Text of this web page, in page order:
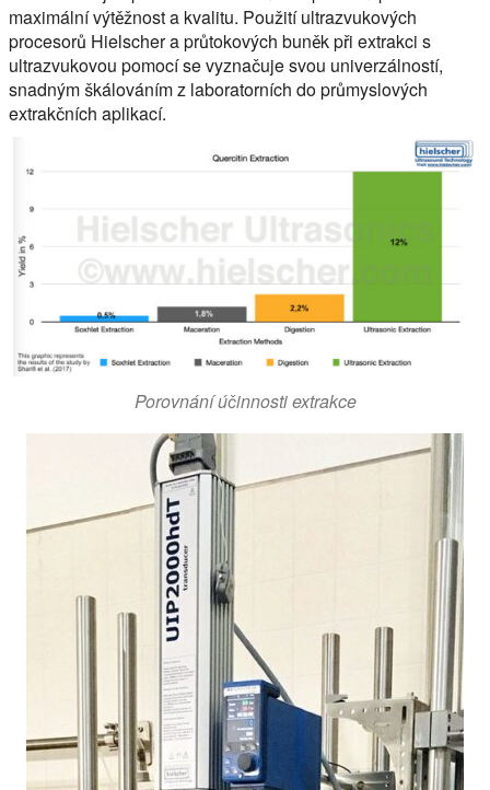
maximální výtěžnost a kvalitu. Použití ultrazvukových
procesorů Hielscher a průtokových buněk při extrakci s
ultrazvukovou pomocí se vyznačuje svou univerzálností,
snadným škálováním z laboratorních do průmyslových
extrakčních aplikací.
Porovnání účinnosti extrakce